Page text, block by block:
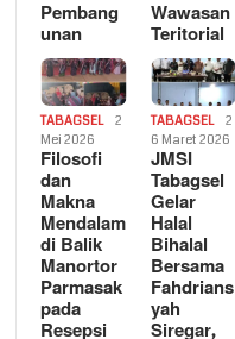
Pembang
unan
Wawasan
Teritorial
TABAGSEL
2
Mei 2026
Filosofi
dan
Makna
Mendalam
di Balik
Manortor
Parmasak
pada
Resepsi
TABAGSEL
2
6 Maret 2026
JMSI
Tabagsel
Gelar
Halal
Bihalal
Bersama
Fahdrians
yah
Siregar,